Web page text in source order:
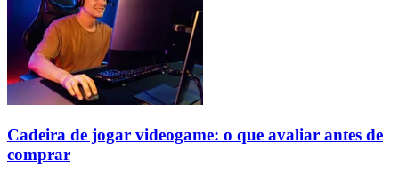
Cadeira de jogar videogame: o que avaliar antes de
comprar